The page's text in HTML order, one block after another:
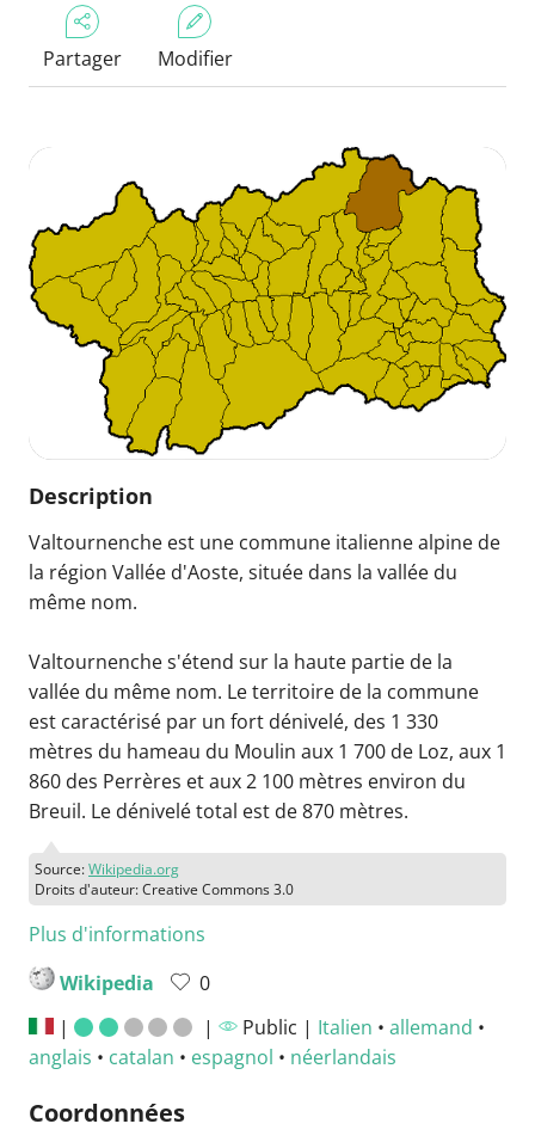
Partager Modifier
Description
Valtournenche est une commune italienne alpine de
la région Vallée d'Aoste, située dans la vallée du
même nom.
Valtournenche s'étend sur la haute partie de la
vallée du même nom. Le territoire de la commune
est caractérisé par un fort dénivelé, des 1 330
mètres du hameau du Moulin aux 1 700 de Loz, aux 1
860 des Perrères et aux 2 100 mètres environ du
Breuil. Le dénivelé total est de 870 mètres.
Source:Wikipedia.org
Droits d'auteur: Creative Commons 3.0
Plus d'informations
Wikipedia
0
|
| Public | Italien • allemand •
anglais • catalan • espagnol • néerlandais
Coordonnées